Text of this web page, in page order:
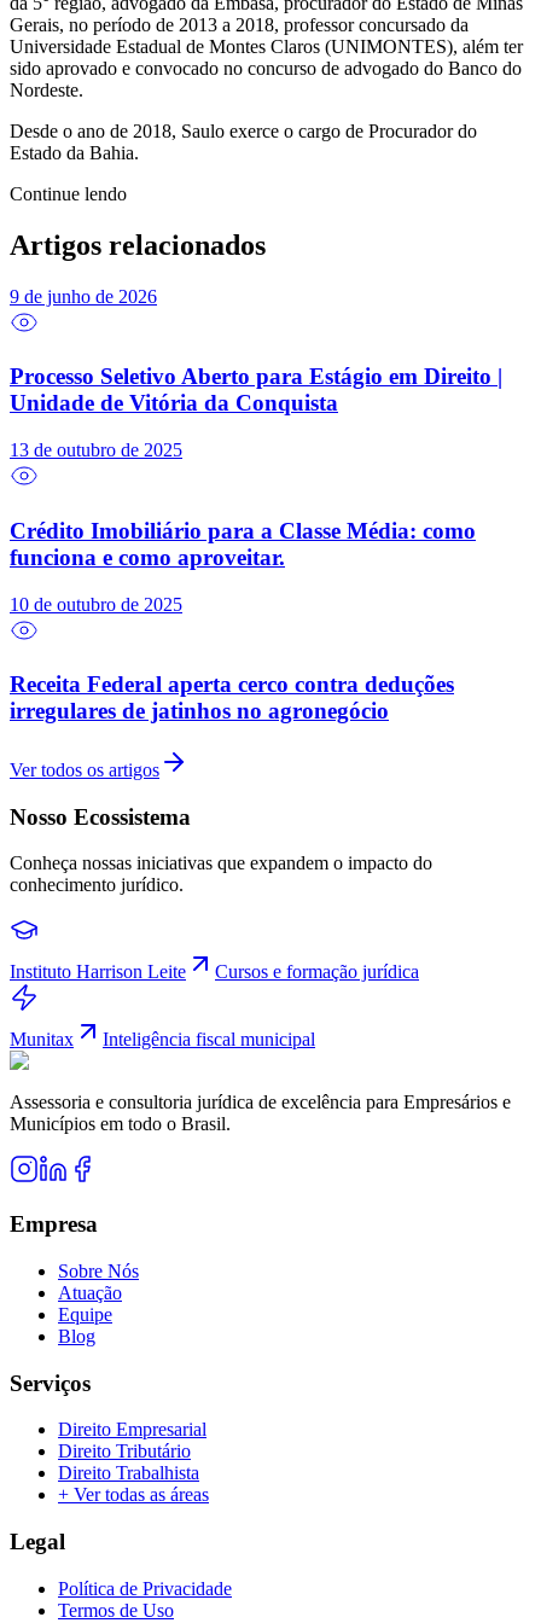
Gerais, no período de 2013 a 2018, professor concursado da
Universidade Estadual de Montes Claros (UNIMONTES), além ter
sido aprovado e convocado no concurso de advogado do Banco do
Nordeste.
Desde o ano de 2018, Saulo exerce o cargo de Procurador do
Estado da Bahia.
Continue lendo
Artigos relacionados
9 de junho de 2026
Processo Seletivo Aberto para Estágio em Direito |
Unidade de Vitória da Conquista
13 de outubro de 2025
Crédito Imobiliário para a Classe Média: como
funciona e como aproveitar.
10 de outubro de 2025
Receita Federal aperta cerco contra deduções
irregulares de jatinhos no agronegócio
Ver todos os artigos
Nosso Ecossistema
Conheça nossas iniciativas que expandem o impacto do
conhecimento jurídico.
Instituto Harrison Leite Cursos e formação jurídica
Munitax Inteligência fiscal municipal
Assessoria e consultoria jurídica de excelência para Empresários e
Municípios em todo o Brasil.
Empresa
Sobre Nós
Atuação
Equipe
Blog
Serviços
Direito Empresarial
Direito Tributário
Direito Trabalhista
+ Ver todas as áreas
Legal
Política de Privacidade
Termos de Uso